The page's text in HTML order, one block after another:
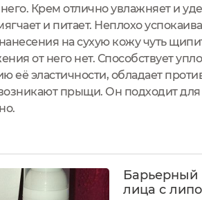
Крем отлично увлажняет и
и питает. Неплохо
на сухую кожу чуть
от него нет. Способствует
её эластичности, обладает
прыщи. Он подходит для
Барьерный
лица с